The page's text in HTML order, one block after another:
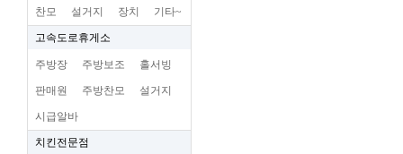
찬모 설거지 장치 기타~
고속도로휴게소
주방장 주방보조 홀서빙
판매원 주방찬모 설거지
시급알바
치킨전문점